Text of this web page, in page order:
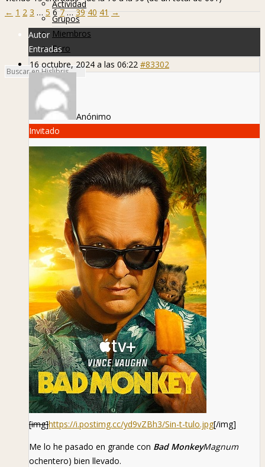
Actividad
Grupos
Miembros
Foro
← 1 2 3 … 5 6 7 … 39 40 41 →
Autor
Entradas
16 octubre, 2024 a las 06:22 #83302
Anónimo
Invitado
[img]https://i.postimg.cc/yd9vZBh3/Sin-t-tulo.jpg[/img]
Me lo he pasado en grande con Bad MonkeyMagnum
ochentero) bien llevado.